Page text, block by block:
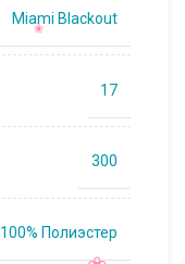
Miami Blackout
17
300
100% Полиэстер